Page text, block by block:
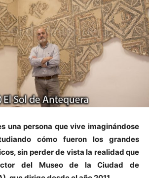
una persona que vive imaginándose
cómo fueron los grandes
sin perder de vista la realidad que
del Museo de la Ciudad de